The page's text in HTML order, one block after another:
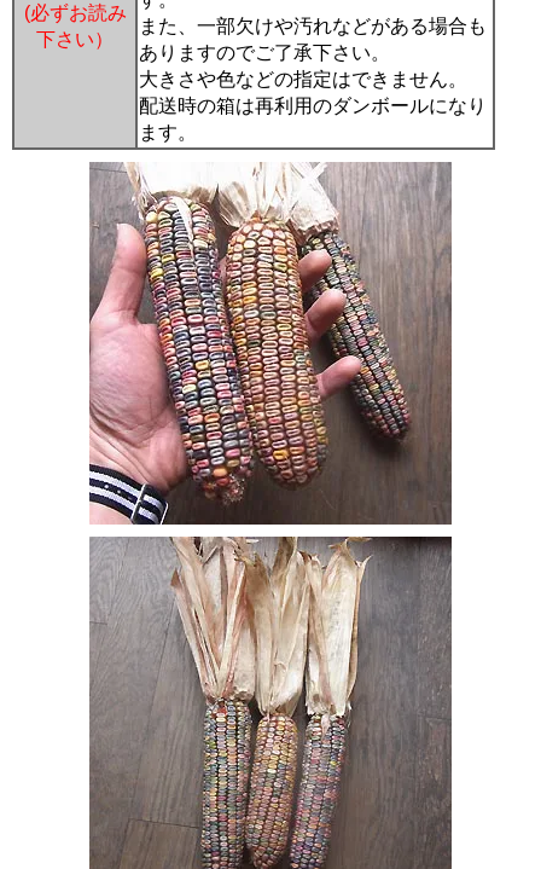
(必ずお読み
下さい）
また、一部欠けや汚れなどがある場合も
ありますのでご了承下さい。
大きさや色などの指定はできません。
配送時の箱は再利用のダンボールになり
ます。